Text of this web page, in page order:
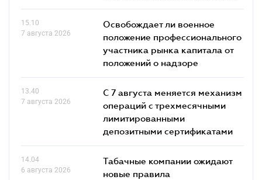
15.10
7 августа 2026
Освобождает ли военное
положение профессионального
участника рынка капитала от
положений о надзоре
13.40
7 августа 2026
С 7 августа меняется механизм
операций с трехмесячными
лимитированными
депозитными сертификатами
14.04
6 августа 2026
Табачные компании ожидают
новые правила